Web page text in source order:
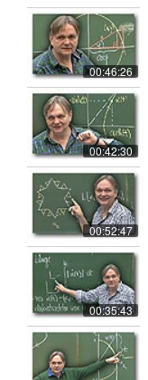
00:46:26
00:42:30
00:52:47
00:35:43